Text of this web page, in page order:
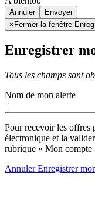
Annuler
× Fermer la fenêtre
Enregistrer
Tous les champs sont
Nom de mon alerte
Pour recevoir les offres
électronique et la
rubrique « Mon compte
AnnulerEnregistrer